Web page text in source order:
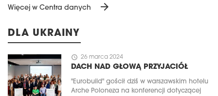
Więcej w Centra danych arrow_forward
DLA UKRAINY
schedule 26 marca 2024
DACH NAD GŁOWĄ PRZYJACIÓŁ
"Eurobuild" gościł dziś w warszawskim hotelu
Arche Poloneza na konferencji dotyczącej